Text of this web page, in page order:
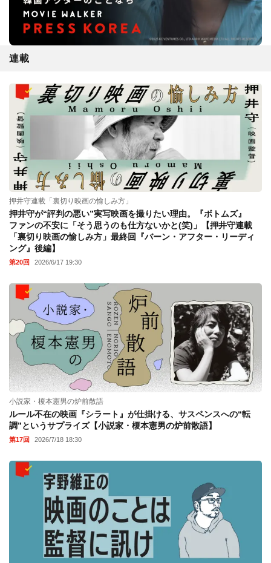
連載
押井守連載「裏切り映画の愉しみ方」
押井守が“評判の悪い”実写映画を撮りたい理由。『ボトムズ』
ファンの不安に「そう思うのも仕方ないかと(笑)」【押井守連載
「裏切り映画の愉しみ方」最終回『バーン・アフター・リーディ
ング』後編】
第20回 2026/6/17 19:30
小説家・榎本憲男の炉前散語
ルール不在の映画『シラート』が仕掛ける、サスペンスへの“転
調”というサプライズ【小説家・榎本憲男の炉前散語】
第17回 2026/7/18 18:30